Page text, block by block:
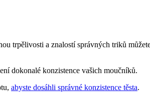
‌trpělivosti⁢ a​ znalostí správných triků
dokonalé konzistence vašich moučníků.
abyste dosáhli správné konzistence těsta.